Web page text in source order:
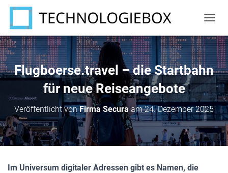
A
A
T
I
O
N
U
M
S
Flugboerse.travel – die Startbahn
für neue Reiseangebote
Veröffentlicht vonFirma Secura am24. Dezember 2025
Im Universum digitaler Adressen gibt es Namen, die